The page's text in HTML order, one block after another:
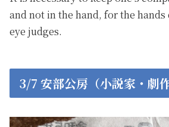
and not in the hand, for the hands
eye judges.
3/7 安部公房（小説家・劇